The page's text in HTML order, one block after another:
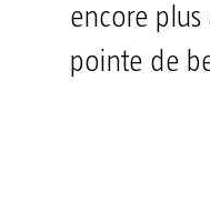
encore
pointe de